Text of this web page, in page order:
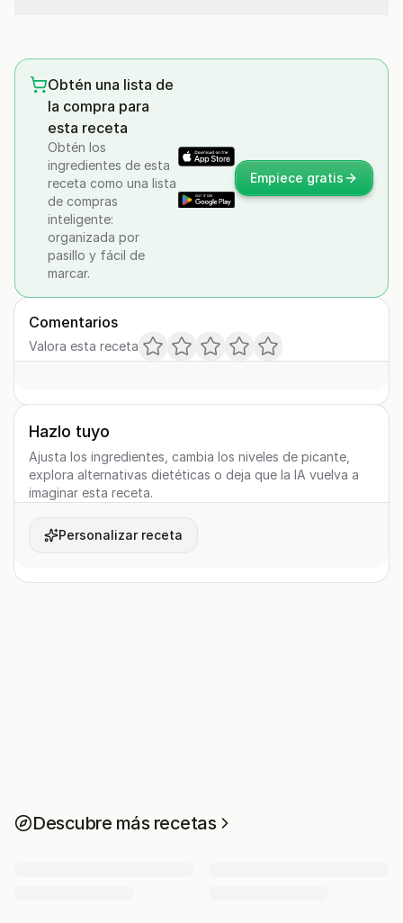
Obtén una lista de
la compra para
esta receta
Obtén los
ingredientes de esta
receta como una lista
de compras
inteligente:
organizada por
pasillo y fácil de
marcar.
Empiece gratis
Comentarios
Valora esta receta
Hazlo tuyo
Ajusta los ingredientes, cambia los niveles de picante,
explora alternativas dietéticas o deja que la IA vuelva a
imaginar esta receta.
Personalizar receta
Descubre más recetas